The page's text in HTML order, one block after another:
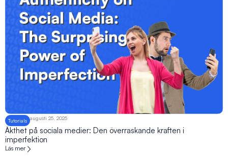
Tutorials augusti 25, 2025
Äkthet på sociala medier: Den överraskande kraften i
imperfektion
Läs mer